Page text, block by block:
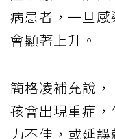
病患者，一旦
會顯著上升。
簡格凌補充說
孩會出現重症
力不佳，或延誤